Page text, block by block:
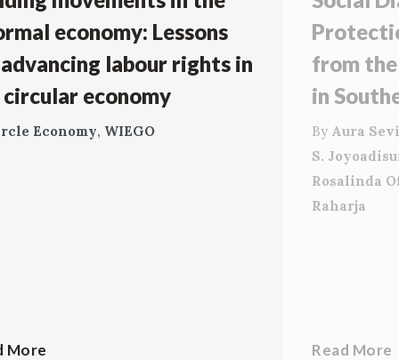
economy: Lessons
labour rights in
economy
Economy, WIEGO
More
from
in
By Aura
S.
Rosalinda
Raharja
Read More